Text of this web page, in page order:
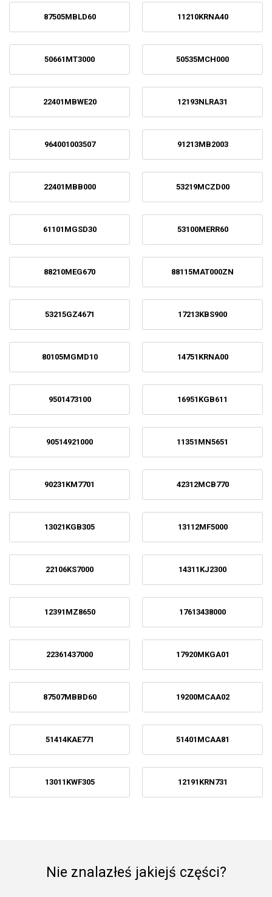
87505MBLD60 11210KRNA40
50661MT3000 50535MCH000
22401MBWE20 12193NLRA31
964001003507 91213MB2003
22401MBB000 53219MCZD00
61101MGSD30 53100MERR60
88210MEG670 88115MAT000ZN
53215GZ4671 17213KBS900
80105MGMD10 14751KRNA00
9501473100 16951KGB611
90514921000 11351MN5651
90231KM7701 42312MCB770
13021KGB305 13112MF5000
22106KS7000 14311KJ2300
12391MZ8650 17613438000
22361437000 17920MKGA01
87507MBBD60 19200MCAA02
51414KAE771 51401MCAA81
13011KWF305 12191KRN731
Nie znalazłeś jakiejś części?